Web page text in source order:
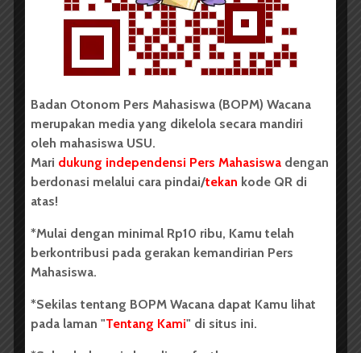
Tim mahasiswa Universitas Sumatera Utara...
2 menit waktu baca
BERITA KAMPUS
BPDP Sosialisasikan Lomba Riset
Mahasiswa 2026, Dorong Inovasi
Perkebunan
...
Redaksi 2 menit waktu baca
Badan Otonom Pers Mahasiswa (BOPM) Wacana
merupakan media yang dikelola secara mandiri
oleh mahasiswa USU.
Mari dukung independensi Pers Mahasiswa dengan
berdonasi melalui cara pindai/tekan kode QR di
atas!
*Mulai dengan minimal Rp10 ribu, Kamu telah
berkontribusi pada gerakan kemandirian Pers
Mahasiswa.
*Sekilas tentang BOPM Wacana dapat Kamu lihat
pada laman "Tentang Kami" di situs ini.